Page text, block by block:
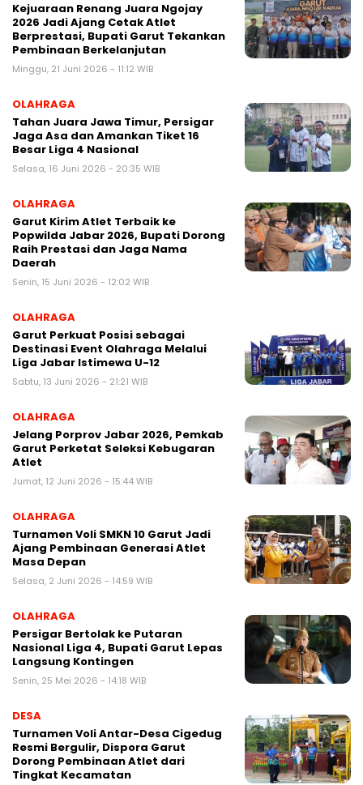
Kejuaraan Renang Juara Ngojay
2026 Jadi Ajang Cetak Atlet
Berprestasi, Bupati Garut Tekankan
Pembinaan Berkelanjutan
Minggu, 21 Juni 2026 - 11:12 WIB
OLAHRAGA
Tahan Juara Jawa Timur, Persigar
Jaga Asa dan Amankan Tiket 16
Besar Liga 4 Nasional
Selasa, 16 Juni 2026 - 20:35 WIB
OLAHRAGA
Garut Kirim Atlet Terbaik ke
Popwilda Jabar 2026, Bupati Dorong
Raih Prestasi dan Jaga Nama
Daerah
Senin, 15 Juni 2026 - 12:02 WIB
OLAHRAGA
Garut Perkuat Posisi sebagai
Destinasi Event Olahraga Melalui
Liga Jabar Istimewa U-12
Sabtu, 13 Juni 2026 - 21:21 WIB
OLAHRAGA
Jelang Porprov Jabar 2026, Pemkab
Garut Perketat Seleksi Kebugaran
Atlet
Jumat, 12 Juni 2026 - 15:44 WIB
OLAHRAGA
Turnamen Voli SMKN 10 Garut Jadi
Ajang Pembinaan Generasi Atlet
Masa Depan
Selasa, 2 Juni 2026 - 14:59 WIB
OLAHRAGA
Persigar Bertolak ke Putaran
Nasional Liga 4, Bupati Garut Lepas
Langsung Kontingen
Senin, 25 Mei 2026 - 14:18 WIB
DESA
Turnamen Voli Antar-Desa Cigedug
Resmi Bergulir, Dispora Garut
Dorong Pembinaan Atlet dari
Tingkat Kecamatan